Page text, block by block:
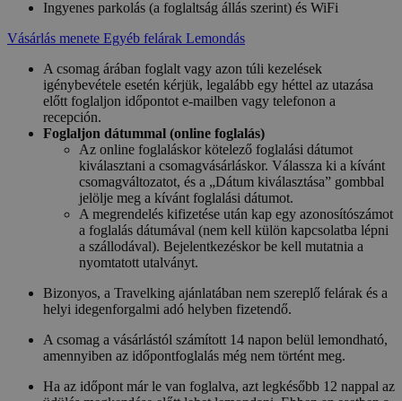
Ingyenes parkolás (a foglaltság állás szerint) és WiFi
Vásárlás menete Egyéb felárak Lemondás
A csomag árában foglalt vagy azon túli kezelések
igénybevétele esetén kérjük, legalább egy héttel az utazása
előtt foglaljon időpontot e-mailben vagy telefonon a
recepción.
Foglaljon dátummal (online foglalás)
Az online foglaláskor kötelező foglalási dátumot
kiválasztani a csomagvásárláskor. Válassza ki a kívánt
csomagváltozatot, és a „Dátum kiválasztása” gombbal
jelölje meg a kívánt foglalási dátumot.
A megrendelés kifizetése után kap egy azonosítószámot
a foglalás dátumával (nem kell külön kapcsolatba lépni
a szállodával). Bejelentkezéskor be kell mutatnia a
nyomtatott utalványt.
Bizonyos, a Travelking ajánlatában nem szereplő felárak és a
helyi idegenforgalmi adó helyben fizetendő.
A csomag a vásárlástól számított 14 napon belül lemondható,
amennyiben az időpontfoglalás még nem történt meg.
Ha az időpont már le van foglalva, azt legkésőbb 12 nappal az